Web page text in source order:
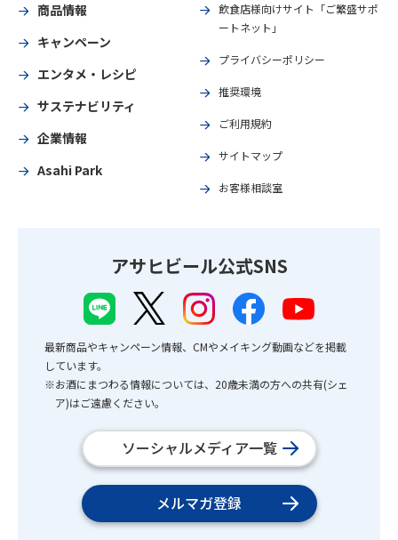
商品情報
キャンペーン
エンタメ・レシピ
サステナビリティ
企業情報
Asahi Park
飲食店様向けサイト「ご繁盛サポ
ートネット」
プライバシーポリシー
推奨環境
ご利用規約
サイトマップ
お客様相談室
アサヒビール公式SNS
最新商品やキャンペーン情報、CMやメイキング動画などを掲載
しています。
※お酒にまつわる情報については、20歳未満の方への共有(シェ
ア)はご遠慮ください。
ソーシャルメディア一覧
メルマガ登録